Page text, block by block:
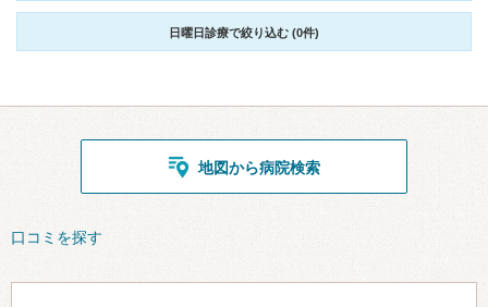
日曜日診療で絞り込む (0件)
地図から病院検索
口コミを探す